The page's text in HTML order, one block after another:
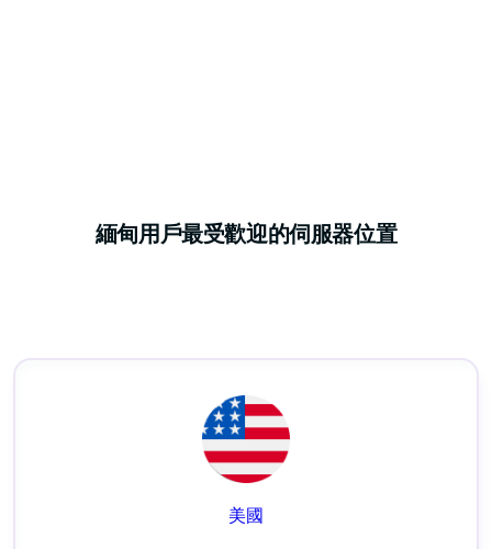
緬甸用戶最受歡迎的伺服器位置
美國